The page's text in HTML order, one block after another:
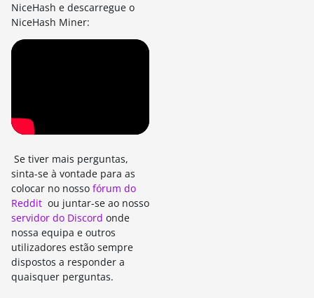
NiceHash e descarregue o
NiceHash Miner:
Se tiver mais perguntas,
sinta-se à vontade para as
colocar no nosso fórum do
Reddit ou juntar-se ao nosso
servidor do Discord onde
nossa equipa e outros
utilizadores estão sempre
dispostos a responder a
quaisquer perguntas.